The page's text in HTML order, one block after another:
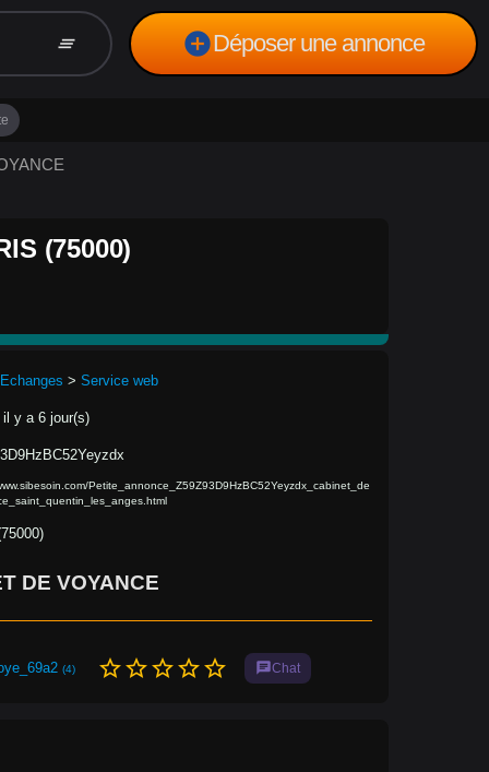
clear_all add_circleDéposer une annonce
(75000)
> Service web
il y a 6 jour(s)
Petite_annonce_Z59Z93D9HzBC52Yeyzdx_cabinet_de
DE VOYANCE
(4) star_borderstar_borderstar_borderstar_borderstar_border chatChat